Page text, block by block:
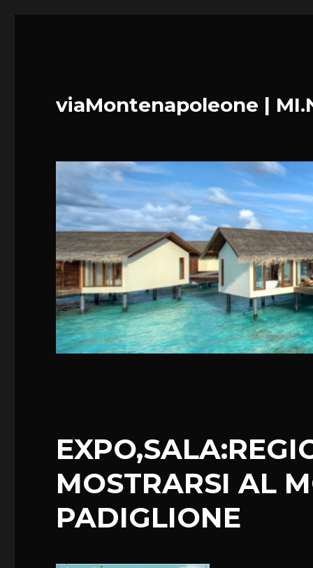
viaMontenapoleone |
MOSTRARSI AL
PADIGLIONE